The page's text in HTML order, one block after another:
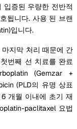
증된 우량한 전반적
됩니다. 사용 된 브랜
입니다.
지막 처리 때문에 간
번째 선 치료를 완료
(Gemzar +
(PLD의 유명 상표
개월 이내에 초기 재
paclitaxel 요법